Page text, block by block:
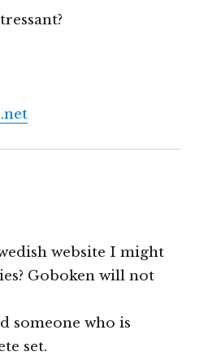
website I might
Goboken will not
someone who is
set.